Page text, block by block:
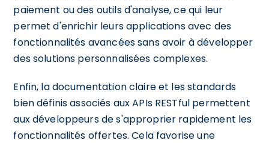
paiement ou des outils d'analyse, ce qui leur
permet d'enrichir leurs applications avec des
fonctionnalités avancées sans avoir à développer
des solutions personnalisées complexes.
Enfin, la documentation claire et les standards
bien définis associés aux APIs RESTful permettent
aux développeurs de s'approprier rapidement les
fonctionnalités offertes. Cela favorise une